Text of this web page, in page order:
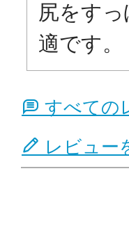
尻をす
適です。
すべての
レビュー